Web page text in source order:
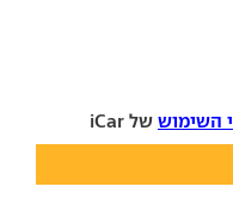
השימוש של iCar